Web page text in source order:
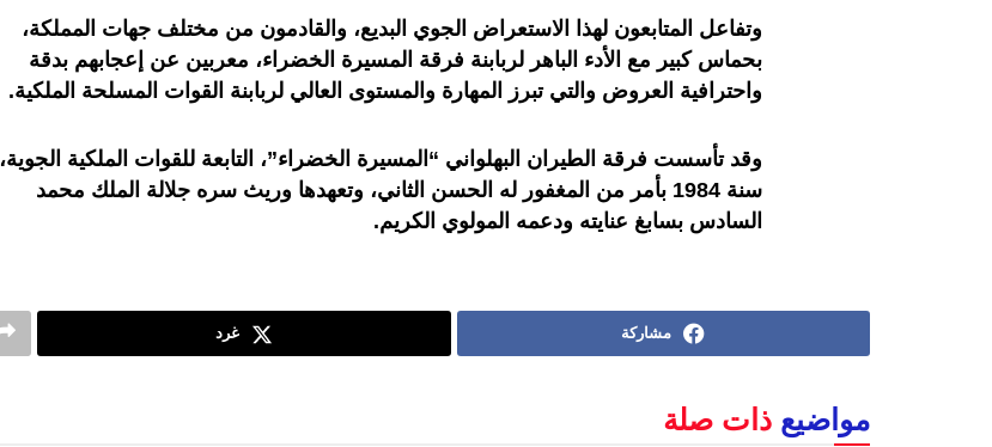
وتفاعل المتابعون لهذا الاستعراض الجوي البديع، والقادمون من مختلف جهات المملكة،
بحماس كبير مع الأدء الباهر لربابنة فرقة المسيرة الخضراء، معربين عن إعجابهم بدقة
واحترافية العروض والتي تبرز المهارة والمستوى العالي لربابنة القوات المسلحة الملكية.
وقد تأسست فرقة الطيران البهلواني “المسيرة الخضراء”، التابعة للقوات الملكية الجوية،
سنة 1984 بأمر من المغفور له الحسن الثاني، وتعهدها وريث سره جلالة الملك محمد
السادس بسابغ عنايته ودعمه المولوي الكريم.
مشاركة غرد
مواضيع ذات صلة